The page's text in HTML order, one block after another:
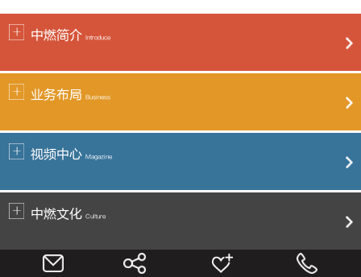
中燃简介 Introduce
业务布局 Business
视频中心 Magazine
中燃文化 Culture